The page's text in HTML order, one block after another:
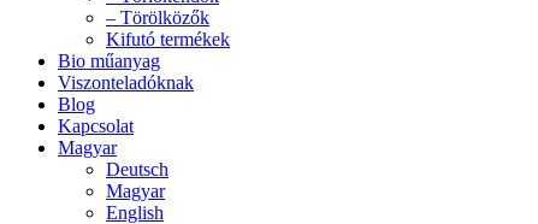
– Törölközők
Kifutó termékek
Bio műanyag
Viszonteladóknak
Blog
Kapcsolat
Magyar
Deutsch
Magyar
English